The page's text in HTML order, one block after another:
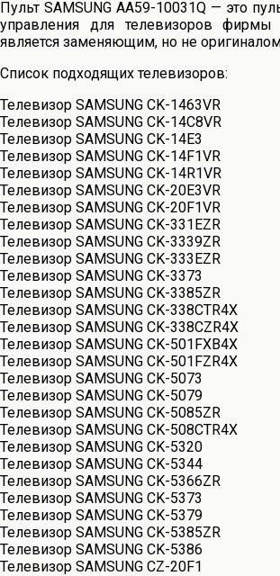
Пульт SAMSUNG AA59-10031Q — это
управления для телевизоров фирмы
является заменяющим, но не
Список подходящих телевизоров:
Телевизор SAMSUNG CK-1463VR
Телевизор SAMSUNG CK-14C8VR
Телевизор SAMSUNG CK-14E3
Телевизор SAMSUNG CK-14F1VR
Телевизор SAMSUNG CK-14R1VR
Телевизор SAMSUNG CK-20E3VR
Телевизор SAMSUNG CK-20F1VR
Телевизор SAMSUNG CK-331EZR
Телевизор SAMSUNG CK-3339ZR
Телевизор SAMSUNG CK-333EZR
Телевизор SAMSUNG CK-3373
Телевизор SAMSUNG CK-3385ZR
Телевизор SAMSUNG CK-338CTR4X
Телевизор SAMSUNG CK-338CZR4X
Телевизор SAMSUNG CK-501FXB4X
Телевизор SAMSUNG CK-501FZR4X
Телевизор SAMSUNG CK-5073
Телевизор SAMSUNG CK-5079
Телевизор SAMSUNG CK-5085ZR
Телевизор SAMSUNG CK-508CTR4X
Телевизор SAMSUNG CK-5320
Телевизор SAMSUNG CK-5344
Телевизор SAMSUNG CK-5366ZR
Телевизор SAMSUNG CK-5373
Телевизор SAMSUNG CK-5379
Телевизор SAMSUNG CK-5385ZR
Телевизор SAMSUNG CK-5386
Телевизор SAMSUNG CZ-20F1